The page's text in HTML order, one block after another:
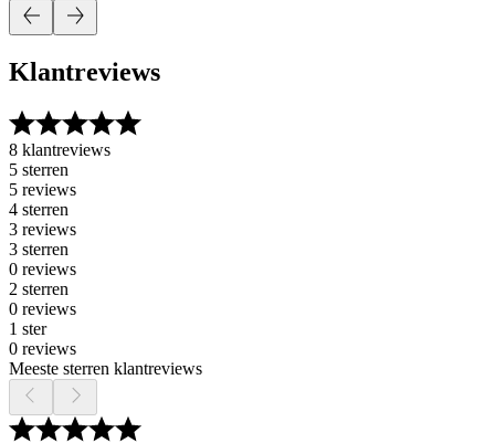
Klantreviews
8 klantreviews
5 sterren
5 reviews
4 sterren
3 reviews
3 sterren
0 reviews
2 sterren
0 reviews
1 ster
0 reviews
Meeste sterren klantreviews